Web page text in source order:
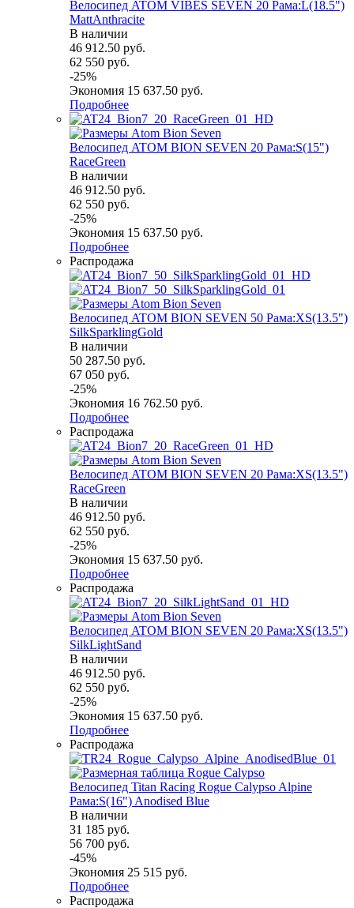
Велосипед ATOM VIBES SEVEN 20 Рама:L(18.5")
MattAnthracite
В наличии
46 912.50 руб.
62 550 руб.
-25%
Экономия 15 637.50 руб.
Подробнее
Велосипед ATOM BION SEVEN 20 Рама:S(15")
RaceGreen
В наличии
46 912.50 руб.
62 550 руб.
-25%
Экономия 15 637.50 руб.
Подробнее
Распродажа
Велосипед ATOM BION SEVEN 50 Рама:XS(13.5")
SilkSparklingGold
В наличии
50 287.50 руб.
67 050 руб.
-25%
Экономия 16 762.50 руб.
Подробнее
Распродажа
Велосипед ATOM BION SEVEN 20 Рама:XS(13.5")
RaceGreen
В наличии
46 912.50 руб.
62 550 руб.
-25%
Экономия 15 637.50 руб.
Подробнее
Распродажа
Велосипед ATOM BION SEVEN 20 Рама:XS(13.5")
SilkLightSand
В наличии
46 912.50 руб.
62 550 руб.
-25%
Экономия 15 637.50 руб.
Подробнее
Распродажа
Велосипед Titan Racing Rogue Calypso Alpine
Рама:S(16") Anodised Blue
В наличии
31 185 руб.
56 700 руб.
-45%
Экономия 25 515 руб.
Подробнее
Распродажа